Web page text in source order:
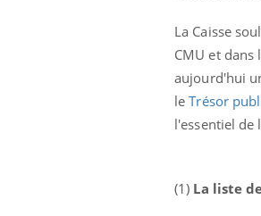
La Caisse
CMU et dans
aujourd'hui
le Trésor
l'essentiel de
(1) La liste